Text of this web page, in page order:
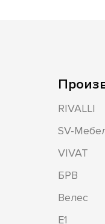
RIVALLI
SV-
VIVAT
БРВ
Велес
Е1